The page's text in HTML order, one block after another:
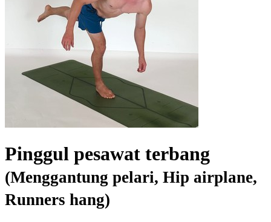
Pinggul pesawat terbang
(Menggantung pelari, Hip airplane,
Runners hang)